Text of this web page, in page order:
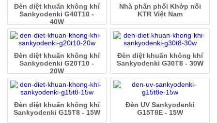
Nhà phân phối Khớp nối
KTR Việt Nam
Đèn diệt khuẩn không khí
Sankyodenki G40T10 -
40W
Đèn diệt khuẩn không khí
Sankyodenki G30T8 - 30W
Đèn diệt khuẩn không khí
Sankyodenki G20T10 -
20W
Đèn UV Sankyodenki
G15T8E - 15W
Đèn diệt khuẩn không khí
Sankyodenki G15T8 - 15W